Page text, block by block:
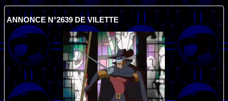
ANNONCE N°2639 DE VILETTE